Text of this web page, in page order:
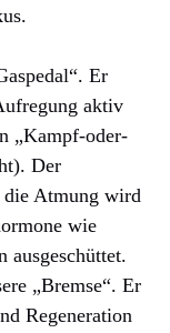
Er
aktiv
„Kampf-oder-
Der
die Atmung wird
wie
ausgeschüttet.
„Bremse“. Er
Regeneration